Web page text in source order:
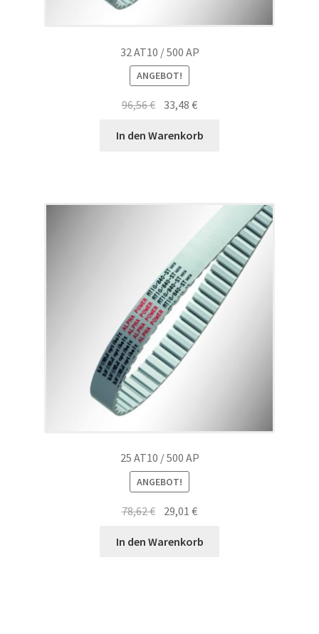
32 AT10 / 500 AP
ANGEBOT!
96,56€ Ursprünglicher
war:
33,48€Aktueller
ist:
In den Warenkorb
25 AT10 / 500 AP
ANGEBOT!
78,62€ Ursprünglicher
war:
29,01€Aktueller
ist:
In den Warenkorb